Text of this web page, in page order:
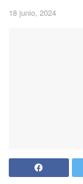
18 junio, 2024